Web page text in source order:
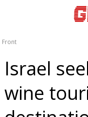
Front
Israel
wine